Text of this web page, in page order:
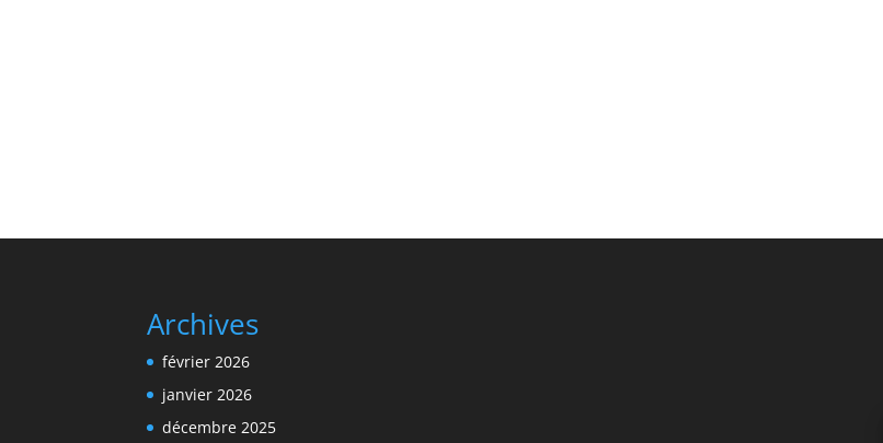
Archives
février 2026
janvier 2026
décembre 2025